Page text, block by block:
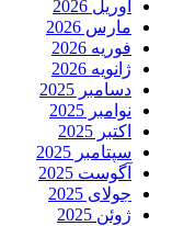
آوریل 2026
مارس 2026
فوریه 2026
ژانویه 2026
دسامبر 2025
نوامبر 2025
اکتبر 2025
سپتامبر 2025
آگوست 2025
جولای 2025
ژوئن 2025